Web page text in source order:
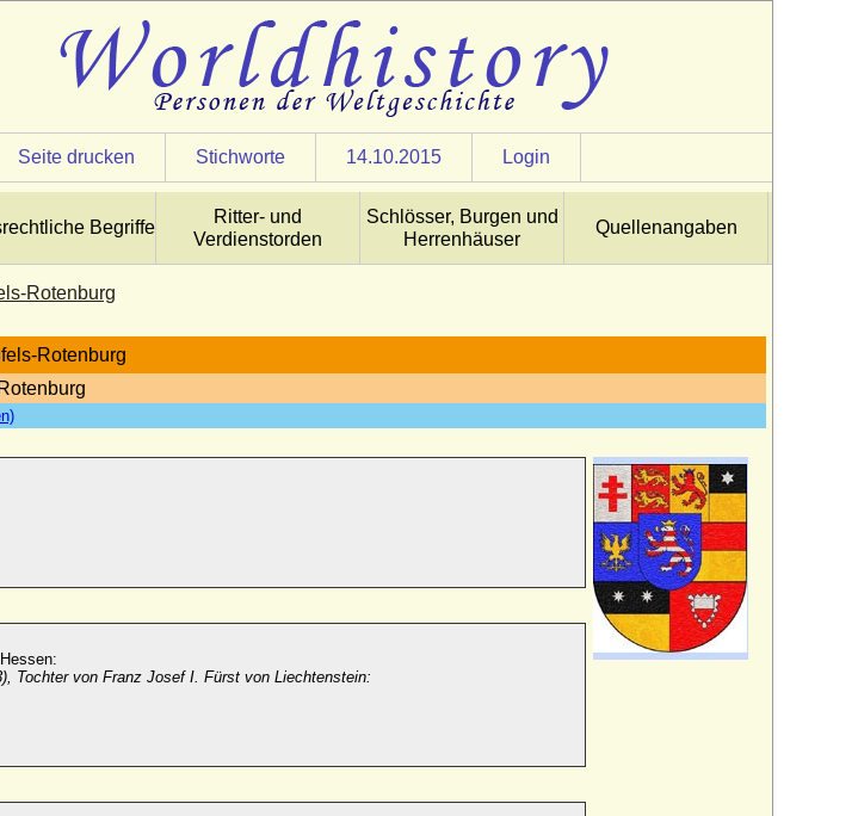
Seite drucken Stichworte 14.10.2015 Login
Begriffe
Ritter- und
Verdienstorden
Schlösser, Burgen und
Herrenhäuser
Quellenangaben
Rotenburg
Rotenburg
Tochter von Franz Josef I. Fürst von Liechtenstein: